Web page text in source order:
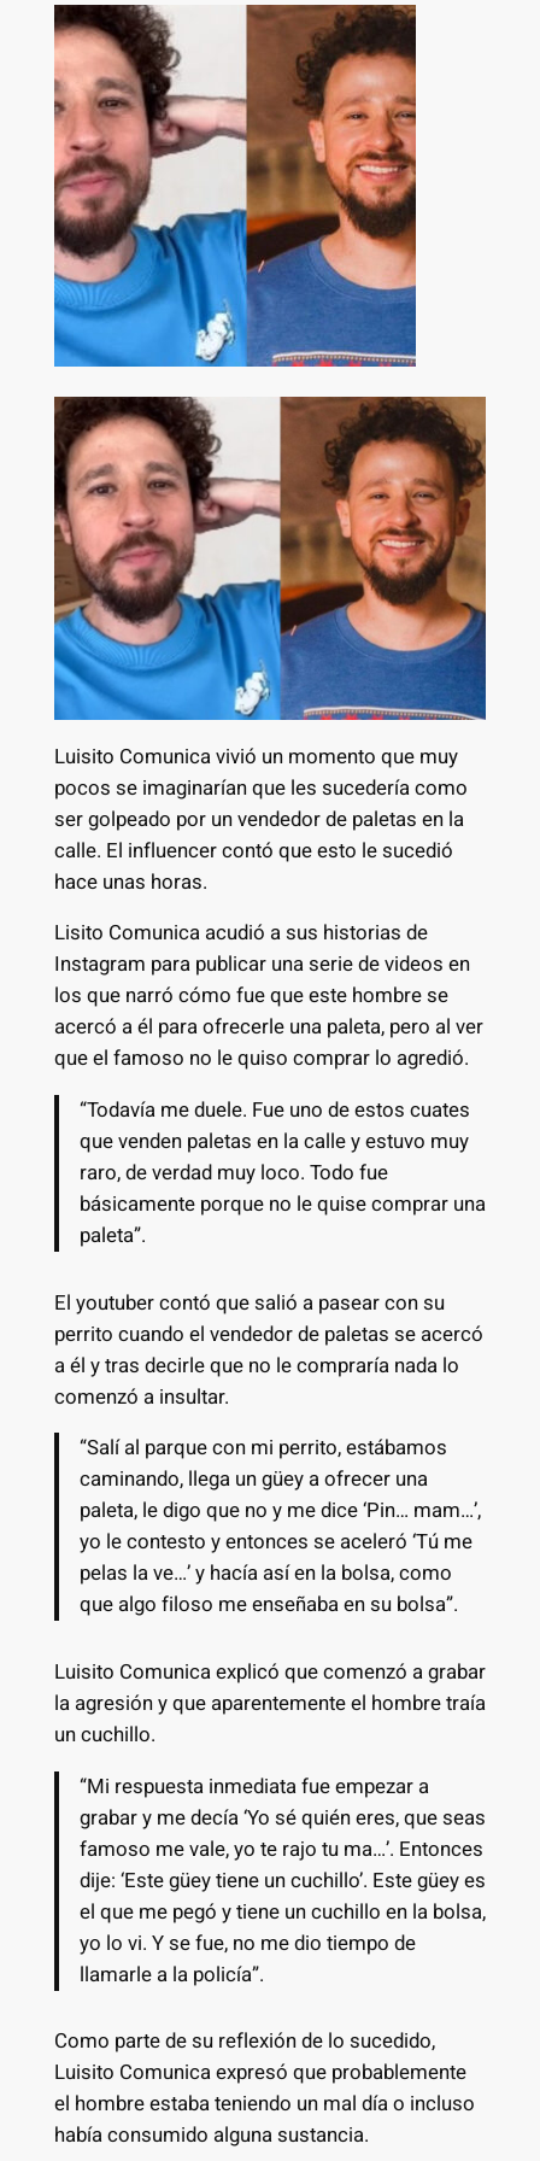
Luisito Comunica vivió un momento que muy
pocos se imaginarían que les sucedería como
ser golpeado por un vendedor de paletas en la
calle. El influencer contó que esto le sucedió
hace unas horas.
Lisito Comunica acudió a sus historias de
Instagram para publicar una serie de videos en
los que narró cómo fue que este hombre se
acercó a él para ofrecerle una paleta, pero al ver
que el famoso no le quiso comprar lo agredió.
“Todavía me duele. Fue uno de estos cuates
que venden paletas en la calle y estuvo muy
raro, de verdad muy loco. Todo fue
básicamente porque no le quise comprar una
paleta”.
El youtuber contó que salió a pasear con su
perrito cuando el vendedor de paletas se acercó
a él y tras decirle que no le compraría nada lo
comenzó a insultar.
“Salí al parque con mi perrito, estábamos
caminando, llega un güey a ofrecer una
paleta, le digo que no y me dice ‘Pin… mam…’,
yo le contesto y entonces se aceleró ‘Tú me
pelas la ve…’ y hacía así en la bolsa, como
que algo filoso me enseñaba en su bolsa”.
Luisito Comunica explicó que comenzó a grabar
la agresión y que aparentemente el hombre traía
un cuchillo.
“Mi respuesta inmediata fue empezar a
grabar y me decía ‘Yo sé quién eres, que seas
famoso me vale, yo te rajo tu ma…’. Entonces
dije: ‘Este güey tiene un cuchillo’. Este güey es
el que me pegó y tiene un cuchillo en la bolsa,
yo lo vi. Y se fue, no me dio tiempo de
llamarle a la policía”.
Como parte de su reflexión de lo sucedido,
Luisito Comunica expresó que probablemente
el hombre estaba teniendo un mal día o incluso
había consumido alguna sustancia.